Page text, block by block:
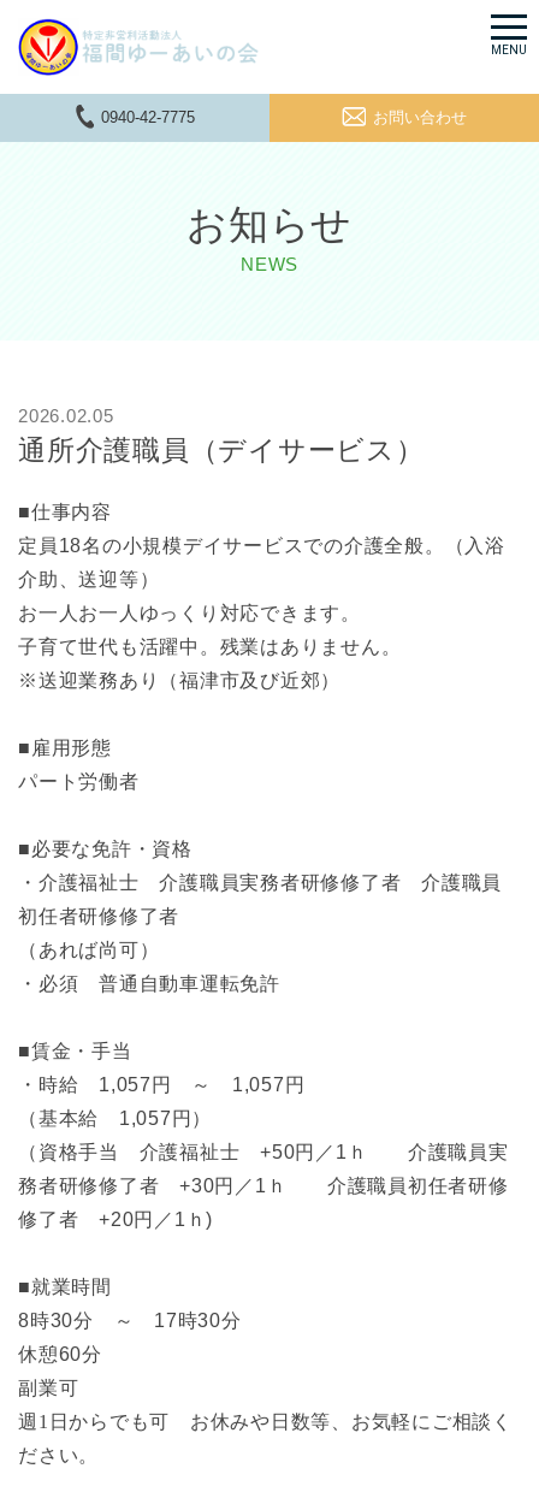
0940-42-7775 お問い合わせ
お知らせ
NEWS
2026.02.05
通所介護職員（デイサービス）
■仕事内容
定員18名の小規模デイサービスでの介護全般。（入浴
介助、送迎等）
お一人お一人ゆっくり対応できます。
子育て世代も活躍中。残業はありません。
※送迎業務あり（福津市及び近郊）
■雇用形態
パート労働者
■必要な免許・資格
・介護福祉士 介護職員実務者研修修了者 介護職員
初任者研修修了者
（あれば尚可）
・必須 普通自動車運転免許
■賃金・手当
・時給 1,057円 ～ 1,057円
（基本給 1,057円）
（資格手当 介護福祉士 +50円／1ｈ 介護職員実
務者研修修了者 +30円／1ｈ 介護職員初任者研修
修了者 +20円／1ｈ)
■就業時間
8時30分 ～ 17時30分
休憩60分
副業可
週1日からでも可 お休みや日数等、お気軽にご相談く
ださい。
メ
MENU